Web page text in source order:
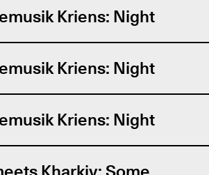
Kriens: Night
Kriens: Night
Kriens: Night